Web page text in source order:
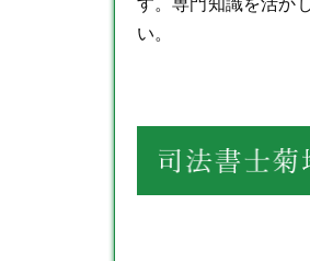
す。専門知識を活か
い。